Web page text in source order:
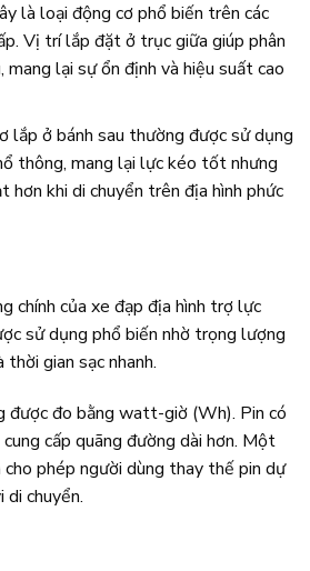
là loại động cơ phổ biến trên các
Vị trí lắp đặt ở trục giữa giúp phân
lại sự ổn định và hiệu suất cao
lắp ở bánh sau thường được sử dụng
thông, mang lại lực kéo tốt nhưng
hơn khi di chuyển trên địa hình phức
chính của xe đạp địa hình trợ lực
sử dụng phổ biến nhờ trọng lượng
gian sạc nhanh.
được đo bằng watt-giờ (Wh). Pin có
cấp quãng đường dài hơn. Một
cho phép người dùng thay thế pin dự
chuyển.